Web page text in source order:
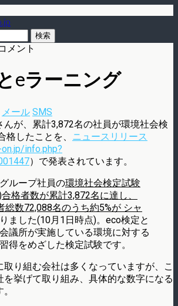
メント
eラーニング
メール SMS
が、累計3,872名の社員が環境社会検
格したことを、 ニュースリリース
info.php?
）で発表されています。
ループ社員の環境社会検定試験
格者数が累計3,872名に達し、
総数72,088名のうち約5%が シャ
ました(10月1日時点)。eco検定と
議所が実施している環境に対する
得をめざした検定試験です。
り組む会社は多くなっていますが、こ
挙げて取り組み、具体的な数字になる